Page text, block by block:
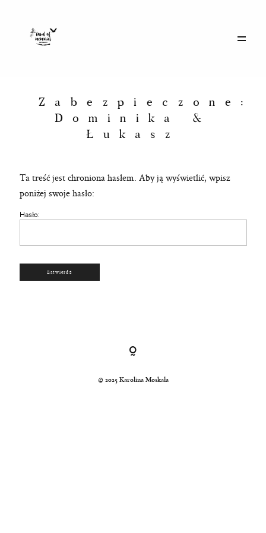
Zabezpieczone:
Dominika &
Łukasz
Ta treść jest chroniona hasłem. Aby ją wyświetlić, wpisz
poniżej swoje hasło:
Hasło:
© 2025 Karolina Moskała
Historie
Eventy
O mnie
Kontakt